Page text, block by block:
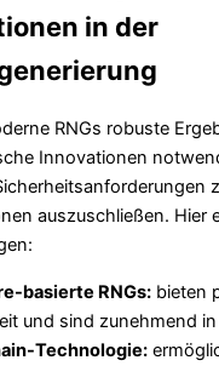
in der
RNGs robuste
Innovationen
auszuschließen. Hier
basierte RNGs: bieten
und sind zunehmend
Technologie: